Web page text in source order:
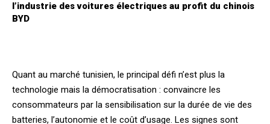
l’industrie des voitures électriques au profit du chinois
BYD
Quant au marché tunisien, le principal défi n’est plus la
technologie mais la démocratisation : convaincre les
consommateurs par la sensibilisation sur la durée de vie des
batteries, l’autonomie et le coût d’usage. Les signes sont